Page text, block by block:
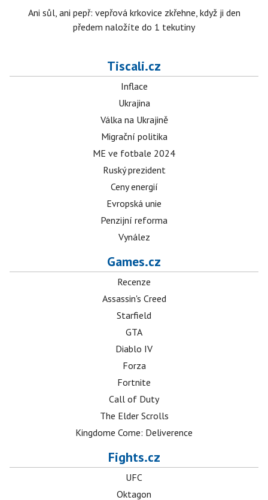
Ani sůl, ani pepř: vepřová krkovice zkřehne, když ji den
předem naložíte do 1 tekutiny
Tiscali.cz
Inflace
Ukrajina
Válka na Ukrajině
Migrační politika
ME ve fotbale 2024
Ruský prezident
Ceny energií
Evropská unie
Penzijní reforma
Vynález
Games.cz
Recenze
Assassin's Creed
Starfield
GTA
Diablo IV
Forza
Fortnite
Call of Duty
The Elder Scrolls
Kingdome Come: Deliverence
Fights.cz
UFC
Oktagon